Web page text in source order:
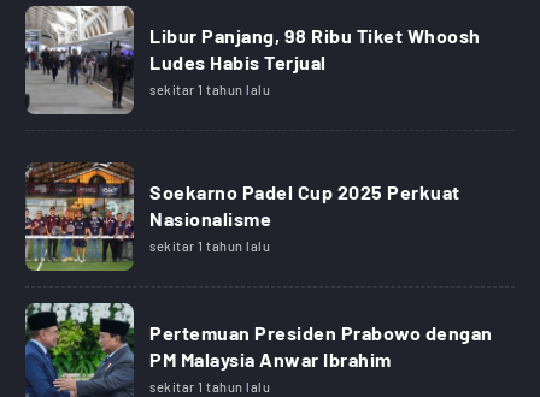
Libur Panjang, 98 Ribu Tiket Whoosh
Ludes Habis Terjual
sekitar 1 tahun lalu
Soekarno Padel Cup 2025 Perkuat
Nasionalisme
sekitar 1 tahun lalu
Pertemuan Presiden Prabowo dengan
PM Malaysia Anwar Ibrahim
sekitar 1 tahun lalu